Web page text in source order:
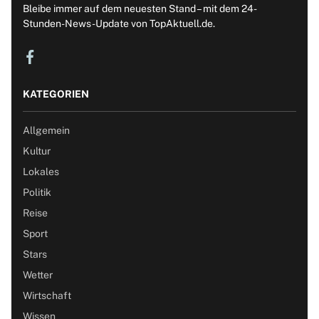
Bleibe immer auf dem neuesten Stand – mit dem 24-
Stunden-News-Update von TopAktuell.de.
KATEGORIEN
Allgemein
Kultur
Lokales
Politik
Reise
Sport
Stars
Wetter
Wirtschaft
Wissen